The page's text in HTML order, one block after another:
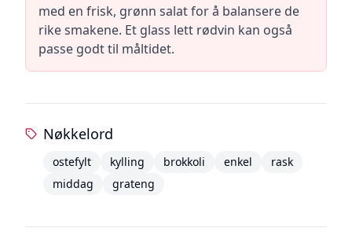
med en frisk, grønn salat for å balansere de
rike smakene. Et glass lett rødvin kan også
passe godt til måltidet.
Nøkkelord
ostefylt kylling brokkoli enkel
rask
middag
grateng